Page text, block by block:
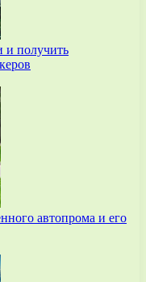
и получить
автопрома и его